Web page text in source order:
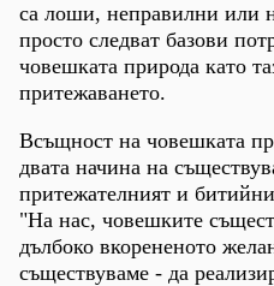
са лоши, неправилни или
просто следват базови
човешката природа като
притежаването.
Всъщност на човешката
двата начина на
притежателният и
"На нас, човешките
дълбоко вкорененото
съществуваме - да